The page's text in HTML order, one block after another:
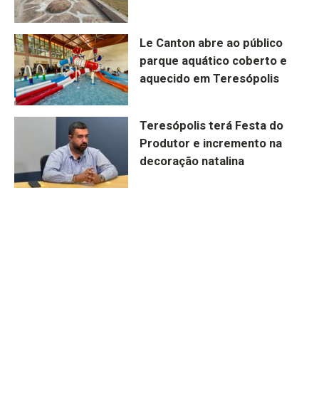
Le Canton abre ao público
parque aquático coberto e
aquecido em Teresópolis
Teresópolis terá Festa do
Produtor e incremento na
decoração natalina